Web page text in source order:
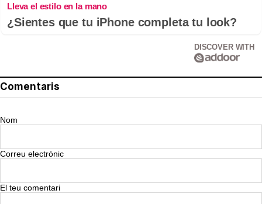
Lleva el estilo en la mano
¿Sientes que tu iPhone completa tu look?
DISCOVER WITH
Comentaris
Nom
Correu electrònic
El teu comentari